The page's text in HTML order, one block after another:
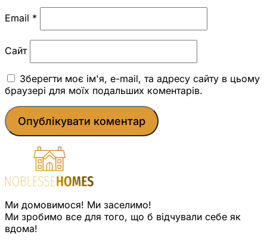
Email *
Сайт
Зберегти моє ім'я, e-mail, та адресу сайту в цьому
браузері для моїх подальших коментарів.
Ми домовимося! Ми заселимо!
Ми зробимо все для того, що б відчували себе як
вдома!